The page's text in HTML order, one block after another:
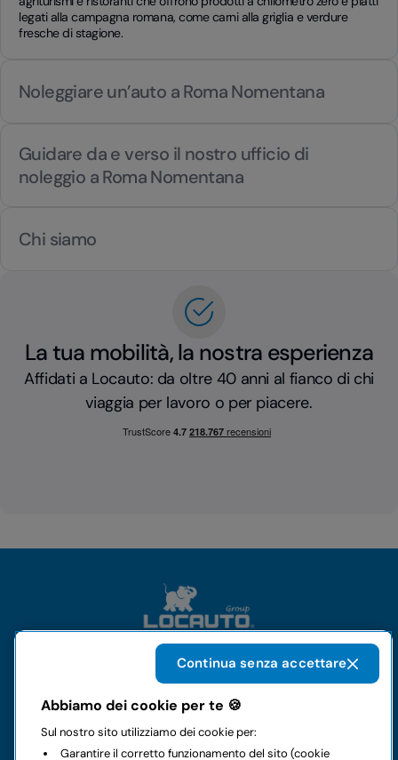
legati alla campagna romana, come carni alla griglia e verdure
fresche di stagione.
Noleggiare un’auto a Roma Nomentana
Guidare da e verso il nostro ufficio di
noleggio a Roma Nomentana
Chi siamo
La tua mobilità, la nostra esperienza
Affidati a Locauto: da oltre 40 anni al fianco di chi
viaggia per lavoro o per piacere.
Noleggi
Abbiamo dei cookie per te 🍪
Sul nostro sito utilizziamo dei cookie per:
Garantire il corretto funzionamento del sito (cookie
Continua senza accettare